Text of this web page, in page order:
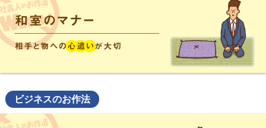
ビジネスのお作法